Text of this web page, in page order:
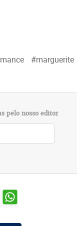
#marguerite
pelo nosso editor